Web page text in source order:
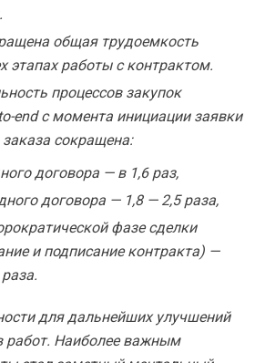
общая трудоемкость
этапах работы с контрактом.
процессов закупок
end с момента инициации заявки
сокращена:
договора — в 1,6 раз,
договора — 1,8 — 2,5 раза,
фазе сделки
и подписание контракта) —
для дальнейших улучшений
работ. Наиболее важным